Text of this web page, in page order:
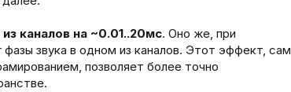
каналов на ~0.01..20мс. Оно же, при
звука в одном из каналов. Этот эффект, сам
позволяет более точно